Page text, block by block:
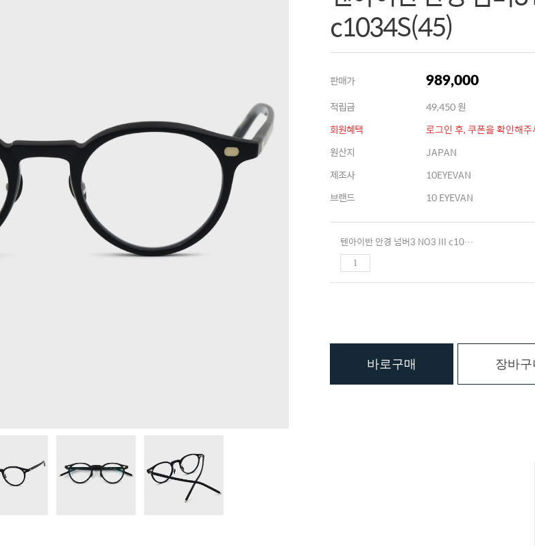
c1034S(45)
판매가 989,000
적립금
49,450 원
회원혜택
로그인 후, 쿠폰을 확인해
원산지
JAPAN
제조사
10EYEVAN
브랜드
10 EYEVAN
텐아이반 안경 넘버3 NO3 III c1034S(45)
바로구매 장바구